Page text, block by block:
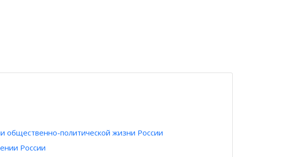
общественно-политической жизни России
России